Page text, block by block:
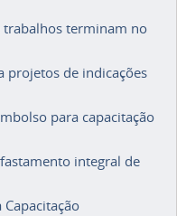
trabalhos terminam no
projetos de indicações
para capacitação
integral de